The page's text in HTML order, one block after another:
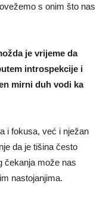
s onim što nas
je vrijeme da
introspekcije i
mirni duh vodi ka
i fokusa, već i nježan
da je tišina često
čekanja može nas
nastojanjima.